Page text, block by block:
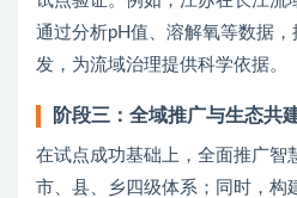
通过分析pH值、溶解氧等数据
发，为流域治理提供科学依据。
阶段三：全域推广与生态共
在试点成功基础上，全面推广智
市、县、乡四级体系；同时，构